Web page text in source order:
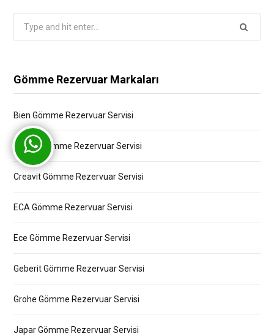
Gömme Rezervuar Markaları
Bien Gömme Rezervuar Servisi
Bocchi Gömme Rezervuar Servisi
Creavit Gömme Rezervuar Servisi
ECA Gömme Rezervuar Servisi
Ece Gömme Rezervuar Servisi
Geberit Gömme Rezervuar Servisi
Grohe Gömme Rezervuar Servisi
Japar Gömme Rezervuar Servisi